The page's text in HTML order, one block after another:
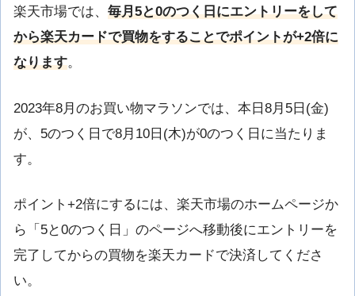
楽天市場では、 毎月5と0のつく日にエントリーをして
から楽天カードで買物をすることでポイントが+2倍に
なります。
2023年8月のお買い物マラソンでは、本日8月5日(金)
が、5のつく日で8月10日(木)が0のつく日に当たりま
す。
ポイント+2倍にするには、楽天市場のホームページか
ら「5と0のつく日」のページへ移動後にエントリーを
完了してからの買物を楽天カードで決済してくださ
い。